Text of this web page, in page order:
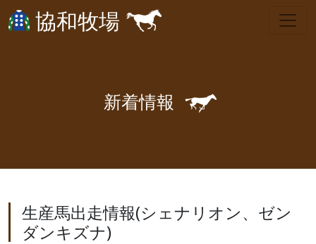
協和牧場
新着情報 🐎
生産馬出走情報(シェナリオン、ゼン
ダンキズナ)